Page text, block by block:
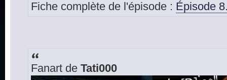
Fiche complète de l'épisode : Épisode
Fanart de Tati000